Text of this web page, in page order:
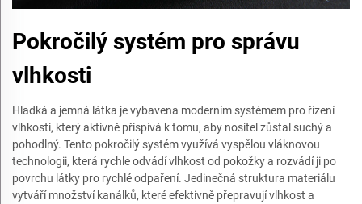
Pokročilý systém pro správu
vlhkosti
Hladká a jemná látka je vybavena moderním systémem pro řízení
vlhkosti, který aktivně přispívá k tomu, aby nositel zůstal suchý a
pohodlný. Tento pokročilý systém využívá vyspělou vláknovou
technologii, která rychle odvádí vlhkost od pokožky a rozvádí ji po
povrchu látky pro rychlé odpaření. Jedinečná struktura materiálu
vytváří množství kanálků, které efektivně přepravují vlhkost a